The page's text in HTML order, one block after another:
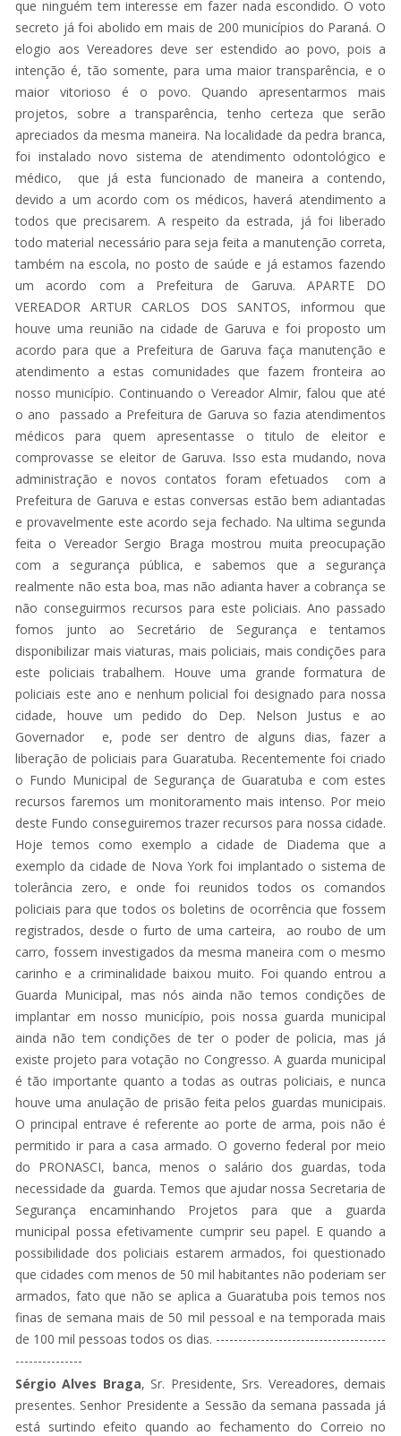
que ninguém tem interesse em fazer nada escondido. O voto
secreto já foi abolido em mais de 200 municípios do Paraná. O
elogio aos Vereadores deve ser estendido ao povo, pois a
intenção é, tão somente, para uma maior transparência, e o
maior vitorioso é o povo. Quando apresentarmos mais
projetos, sobre a transparência, tenho certeza que serão
apreciados da mesma maneira. Na localidade da pedra branca,
foi instalado novo sistema de atendimento odontológico e
médico, que já esta funcionado de maneira a contendo,
devido a um acordo com os médicos, haverá atendimento a
todos que precisarem. A respeito da estrada, já foi liberado
todo material necessário para seja feita a manutenção correta,
também na escola, no posto de saúde e já estamos fazendo
um acordo com a Prefeitura de Garuva. APARTE DO
VEREADOR ARTUR CARLOS DOS SANTOS, informou que
houve uma reunião na cidade de Garuva e foi proposto um
acordo para que a Prefeitura de Garuva faça manutenção e
atendimento a estas comunidades que fazem fronteira ao
nosso município. Continuando o Vereador Almir, falou que até
o ano passado a Prefeitura de Garuva so fazia atendimentos
médicos para quem apresentasse o titulo de eleitor e
comprovasse se eleitor de Garuva. Isso esta mudando, nova
administração e novos contatos foram efetuados com a
Prefeitura de Garuva e estas conversas estão bem adiantadas
e provavelmente este acordo seja fechado. Na ultima segunda
feita o Vereador Sergio Braga mostrou muita preocupação
com a segurança pública, e sabemos que a segurança
realmente não esta boa, mas não adianta haver a cobrança se
não conseguirmos recursos para este policiais. Ano passado
fomos junto ao Secretário de Segurança e tentamos
disponibilizar mais viaturas, mais policiais, mais condições para
este policiais trabalhem. Houve uma grande formatura de
policiais este ano e nenhum policial foi designado para nossa
cidade, houve um pedido do Dep. Nelson Justus e ao
Governador e, pode ser dentro de alguns dias, fazer a
liberação de policiais para Guaratuba. Recentemente foi criado
o Fundo Municipal de Segurança de Guaratuba e com estes
recursos faremos um monitoramento mais intenso. Por meio
deste Fundo conseguiremos trazer recursos para nossa cidade.
Hoje temos como exemplo a cidade de Diadema que a
exemplo da cidade de Nova York foi implantado o sistema de
tolerância zero, e onde foi reunidos todos os comandos
policiais para que todos os boletins de ocorrência que fossem
registrados, desde o furto de uma carteira, ao roubo de um
carro, fossem investigados da mesma maneira com o mesmo
carinho e a criminalidade baixou muito. Foi quando entrou a
Guarda Municipal, mas nós ainda não temos condições de
implantar em nosso município, pois nossa guarda municipal
ainda não tem condições de ter o poder de policia, mas já
existe projeto para votação no Congresso. A guarda municipal
é tão importante quanto a todas as outras policiais, e nunca
houve uma anulação de prisão feita pelos guardas municipais.
O principal entrave é referente ao porte de arma, pois não é
permitido ir para a casa armado. O governo federal por meio
do PRONASCI, banca, menos o salário dos guardas, toda
necessidade da guarda. Temos que ajudar nossa Secretaria de
Segurança encaminhando Projetos para que a guarda
municipal possa efetivamente cumprir seu papel. E quando a
possibilidade dos policiais estarem armados, foi questionado
que cidades com menos de 50 mil habitantes não poderiam ser
armados, fato que não se aplica a Guaratuba pois temos nos
finas de semana mais de 50 mil pessoal e na temporada mais
de 100 mil pessoas todos os dias. --------------------------------------
---------------
Sérgio Alves Braga, Sr. Presidente, Srs. Vereadores, demais
presentes. Senhor Presidente a Sessão da semana passada já
está surtindo efeito quando ao fechamento do Correio no